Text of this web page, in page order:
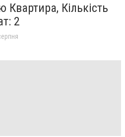
Квартира, Кількість
2